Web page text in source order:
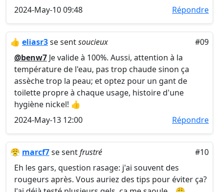
2024-May-10 09:48
Répondre
👍 eliasr3se sentsoucieux
#09
@benw7 Je valide à 100%. Aussi, attention à la
température de l'eau, pas trop chaude sinon ça
assèche trop la peau; et optez pour un gant de
toilette propre à chaque usage, histoire d'une
hygiène nickel! 👍
2024-May-13 12:00
Répondre
😤 marcf7se sentfrustré
#10
Eh les gars, question rasage: j'ai souvent des
rougeurs après. Vous auriez des tips pour éviter ça?